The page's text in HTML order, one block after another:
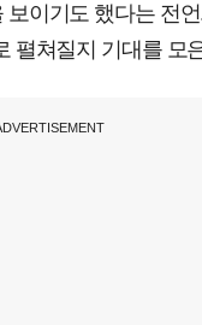
이기도 했다는 전
펼쳐질지 기대를 모